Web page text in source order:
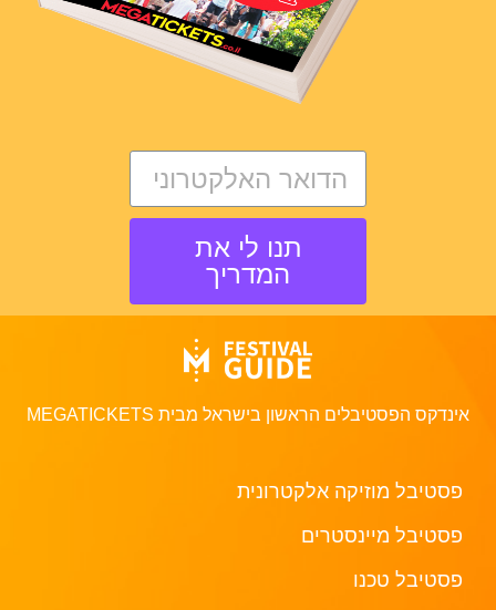
תנו לי את
המדריך
אינדקס הפסטיבלים הראשון בישראל מבית MEGATICKETS
פסטיבל מוזיקה אלקטרונית
פסטיבל מיינסטרים
פסטיבל טכנו